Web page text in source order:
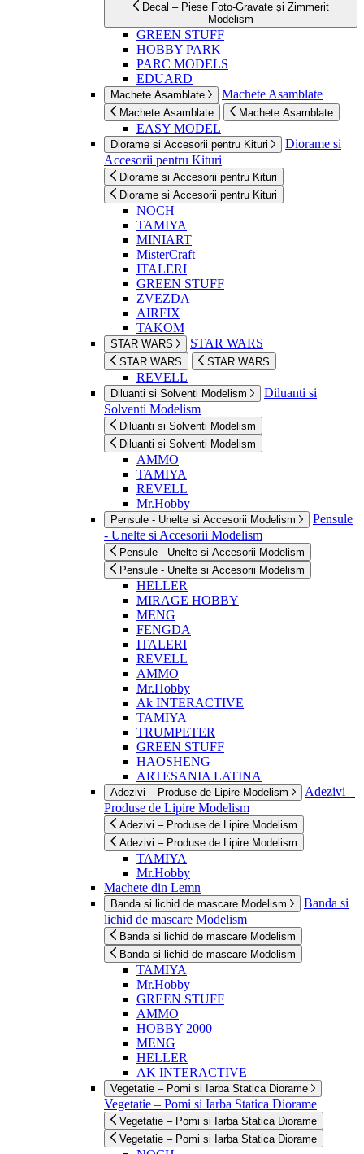
Decal – Piese Foto-Gravate și Zimmerit
Modelism
GREEN STUFF
HOBBY PARK
PARC MODELS
EDUARD
Machete Asamblate Machete Asamblate
Machete Asamblate Machete Asamblate
EASY MODEL
Diorame si Accesorii pentru Kituri
Diorame si
Accesorii pentru Kituri
Diorame si Accesorii pentru Kituri
Diorame si Accesorii pentru Kituri
NOCH
TAMIYA
MINIART
MisterCraft
ITALERI
GREEN STUFF
ZVEZDA
AIRFIX
TAKOM
STAR WARS STAR WARS
STAR WARS STAR WARS
REVELL
Diluanti si Solventi Modelism
Diluanti si
Solventi Modelism
Diluanti si Solventi Modelism
Diluanti si Solventi Modelism
AMMO
TAMIYA
REVELL
Mr.Hobby
Pensule - Unelte si Accesorii Modelism
Pensule
- Unelte si Accesorii Modelism
Pensule - Unelte si Accesorii Modelism
Pensule - Unelte si Accesorii Modelism
HELLER
MIRAGE HOBBY
MENG
FENGDA
ITALERI
REVELL
AMMO
Mr.Hobby
Ak INTERACTIVE
TAMIYA
TRUMPETER
GREEN STUFF
HAOSHENG
ARTESANIA LATINA
Adezivi – Produse de Lipire Modelism
Adezivi –
Produse de Lipire Modelism
Adezivi – Produse de Lipire Modelism
Adezivi – Produse de Lipire Modelism
TAMIYA
Mr.Hobby
Machete din Lemn
Banda si lichid de mascare Modelism
Banda si
lichid de mascare Modelism
Banda si lichid de mascare Modelism
Banda si lichid de mascare Modelism
TAMIYA
Mr.Hobby
GREEN STUFF
AMMO
HOBBY 2000
MENG
HELLER
AK INTERACTIVE
Vegetatie – Pomi si Iarba Statica Diorame
Vegetatie – Pomi si Iarba Statica Diorame
Vegetatie – Pomi si Iarba Statica Diorame
Vegetatie – Pomi si Iarba Statica Diorame